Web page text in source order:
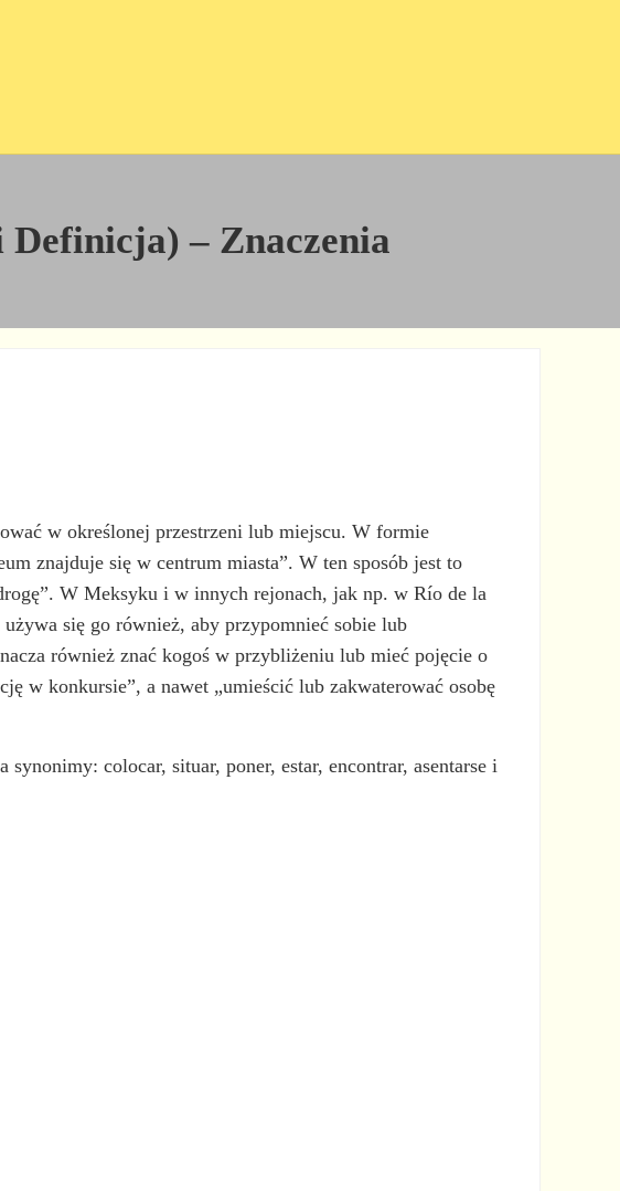
Definicja) – Znaczenia
w określonej przestrzeni lub miejscu. W formie
znajduje się w centrum miasta”. W ten sposób jest to
W Meksyku i w innych rejonach, jak np. w Río de la
się go również, aby przypomnieć sobie lub
również znać kogoś w przybliżeniu lub mieć pojęcie o
w konkursie”, a nawet „umieścić lub zakwaterować osobę
colocar, situar, poner, estar, encontrar, asentarse i